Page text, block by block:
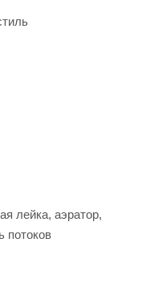
лейка, аэратор,
потоков